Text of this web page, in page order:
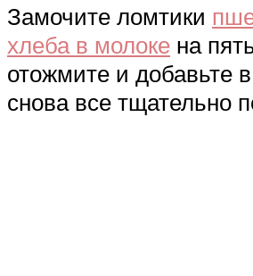
Замочите ломтики
хлеба в молоке на
отожмите и добавьте
снова все тщательно